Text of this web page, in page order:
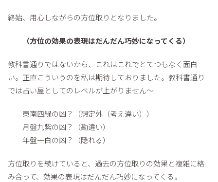
終始、用心しながらの方位取りとなりました。
（方位の効果の表現はだんだん巧妙になってくる）
教科書通りではないから、これはこれでとてつもなく面白
い。正直こういうのを私は期待しておりました。教科書通り
では占い屋としてのレベルが上がりません～
東南四緑の凶？（想定外（考え違い））
月盤九紫の凶？（勘違い）
年盤一白の凶？（隠れる）
方位取りを続けていると、過去の方位取りの効果と複雑に絡
み合って、効果の表現はだんだん巧妙になってくる。